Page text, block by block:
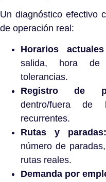
Un diagnóstico efectivo
de operación real:
Horarios
salida, hora de
tolerancias.
Registro de
dentro/fuera de
recurrentes.
Rutas y paradas:
número de
rutas reales.
Demanda por